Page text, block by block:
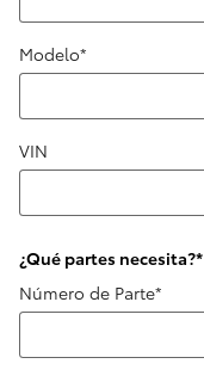
Modelo*
VIN
¿Qué partes necesita?*
Número de Parte*